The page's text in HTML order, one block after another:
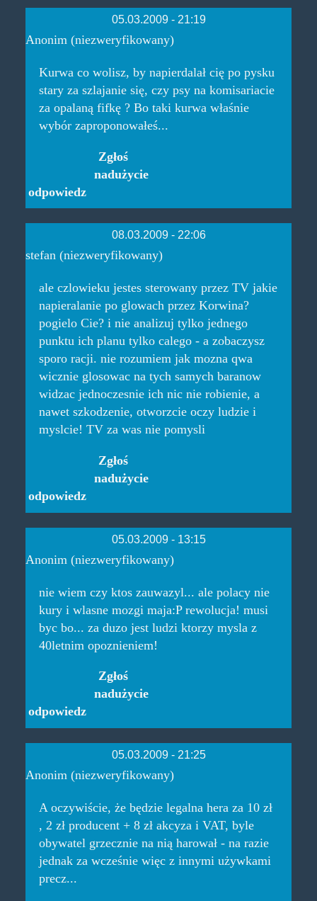
05.03.2009 - 21:19
Anonim (niezweryfikowany)
Kurwa co wolisz, by napierdalał cię po pysku
stary za szlajanie się, czy psy na komisariacie
za opalaną fifkę ? Bo taki kurwa właśnie
wybór zaproponowałeś...
odpowiedz
Zgłoś
nadużycie
08.03.2009 - 22:06
stefan (niezweryfikowany)
ale czlowieku jestes sterowany przez TV jakie
napieralanie po glowach przez Korwina?
pogielo Cie? i nie analizuj tylko jednego
punktu ich planu tylko calego - a zobaczysz
sporo racji. nie rozumiem jak mozna qwa
wicznie glosowac na tych samych baranow
widzac jednoczesnie ich nic nie robienie, a
nawet szkodzenie, otworzcie oczy ludzie i
myslcie! TV za was nie pomysli
odpowiedz
Zgłoś
nadużycie
05.03.2009 - 13:15
Anonim (niezweryfikowany)
nie wiem czy ktos zauwazyl... ale polacy nie
kury i wlasne mozgi maja:P rewolucja! musi
byc bo... za duzo jest ludzi ktorzy mysla z
40letnim opoznieniem!
odpowiedz
Zgłoś
nadużycie
05.03.2009 - 21:25
Anonim (niezweryfikowany)
A oczywiście, że będzie legalna hera za 10 zł
, 2 zł producent + 8 zł akcyza i VAT, byle
obywatel grzecznie na nią harował - na razie
jednak za wcześnie więc z innymi używkami
precz...